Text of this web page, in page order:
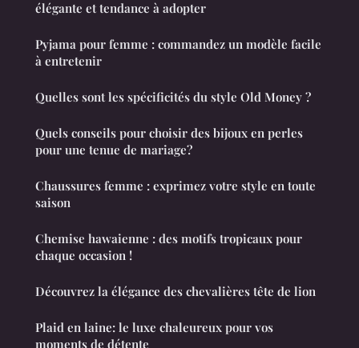
élégante et tendance à adopter
Pyjama pour femme : commandez un modèle facile
à entretenir
Quelles sont les spécificités du style Old Money ?
Quels conseils pour choisir des bijoux en perles
pour une tenue de mariage?
Chaussures femme : exprimez votre style en toute
saison
Chemise hawaienne : des motifs tropicaux pour
chaque occasion !
Découvrez la élégance des chevalières tête de lion
Plaid en laine: le luxe chaleureux pour vos
moments de détente